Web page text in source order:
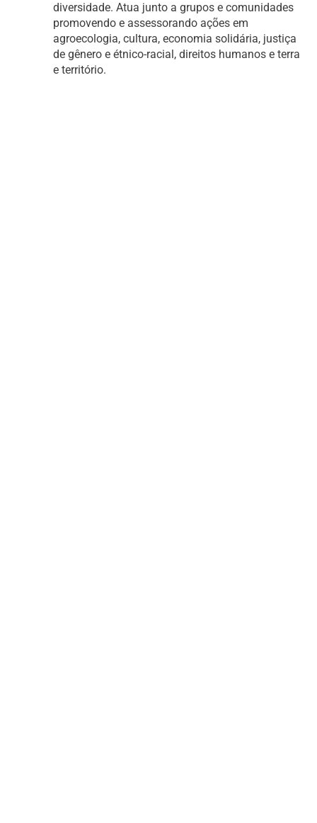
diversidade. Atua junto a grupos e comunidades
promovendo e assessorando ações em
agroecologia, cultura, economia solidária, justiça
de gênero e étnico-racial, direitos humanos e terra
e território.